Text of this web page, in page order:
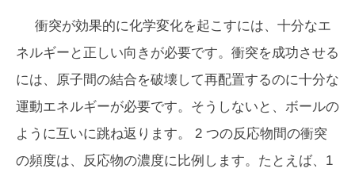
衝突が効果的に化学変化を起こすには、十分なエ
ネルギーと正しい向きが必要です。衝突を成功させる
には、原子間の結合を破壊して再配置するのに十分な
運動エネルギーが必要です。そうしないと、ボールの
ように互いに跳ね返ります。 2 つの反応物間の衝突
の頻度は、反応物の濃度に比例します。たとえば、1